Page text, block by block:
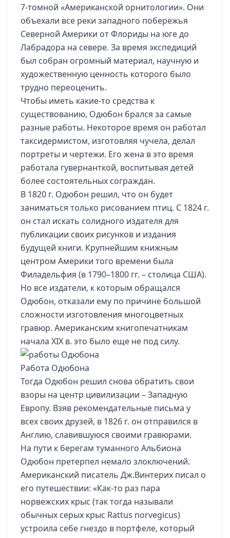
7-томной «Американской орнитологии». Они
объехали все реки западного побережья
Северной Америки от Флориды на юге до
Лабрадора на севере. За время экспедиций
был собран огромный материал, научную и
художественную ценность которого было
трудно переоценить.
Чтобы иметь какие-то средства к
существованию, Одюбон брался за самые
разные работы. Некоторое время он работал
таксидермистом, изготовляя чучела, делал
портреты и чертежи. Его жена в это время
работала гувернанткой, воспитывая детей
более состоятельных сограждан.
В 1820 г. Одюбон решил, что он будет
заниматься только рисованием птиц. С 1824 г.
он стал искать солидного издателя для
публикации своих рисунков и издания
будущей книги. Крупнейшим книжным
центром Америки того времени была
Филадельфия (в 1790–1800 гг. – столица США).
Но все издатели, к которым обращался
Одюбон, отказали ему по причине большой
сложности изготовления многоцветных
гравюр. Американским книгопечатникам
начала XIX в. это было еще не под силу.
Работа Одюбона
Тогда Одюбон решил снова обратить свои
взоры на центр цивилизации – Западную
Европу. Взяв рекомендательные письма у
всех своих друзей, в 1826 г. он отправился в
Англию, славившуюся своими гравюрами.
На пути к берегам туманного Альбиона
Одюбон претерпел немало злоключений.
Американский писатель Дж.Винтерих писал о
его путешествии: «Как-то раз пара
норвежских крыс (так тогда называли
обычных серых крыс Rattus norvegicus)
устроила себе гнездо в портфеле, который